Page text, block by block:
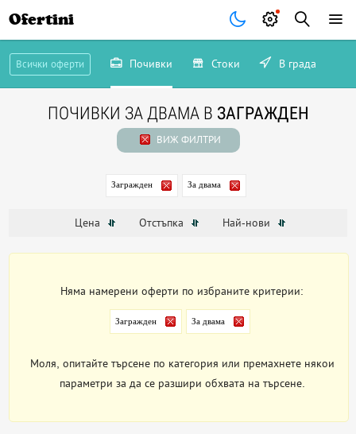
Ofertini
Всички оферти Почивки Стоки В града
ПОЧИВКИ ЗА ДВАМА В ЗАГРАЖДЕН
ВИЖ ФИЛТРИ
Загражден За двама
Цена Отстъпка Най-нови
Няма намерени оферти по избраните критерии:
Загражден За двама
Моля, опитайте търсене по категория или премахнете някои
параметри за да се разшири обхвата на търсене.